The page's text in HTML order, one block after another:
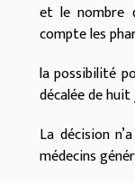
et le nombre
compte les
la possibilité
décalée de
La décision
médecins